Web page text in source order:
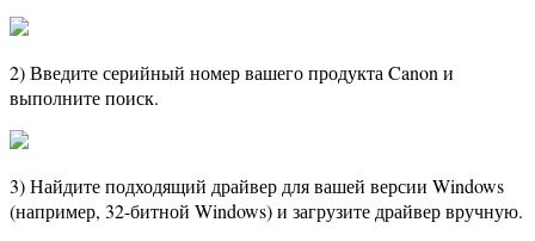
2) Введите серийный номер вашего продукта Canon и
выполните поиск.
3) Найдите подходящий драйвер для вашей версии Windows
(например, 32-битной Windows) и загрузите драйвер вручную.